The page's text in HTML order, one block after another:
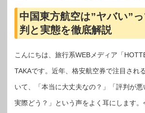
中国東方航空は”ヤバい”
判と実態を徹底解説
こんにちは、旅行系WEBメディア「
TAKAです。近年、格安航空券で注目され
いて、「本当に大丈夫なの？」「評判が
実際どう？」という声をよく耳にします